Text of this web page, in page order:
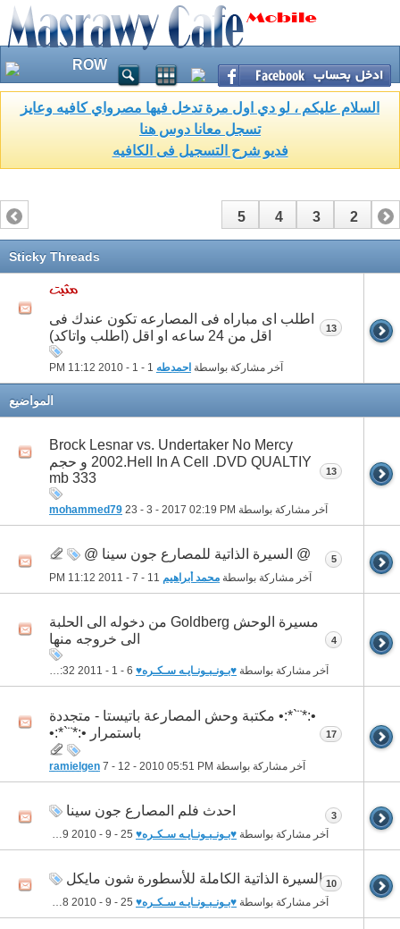
ROW
السلام عليكم ، لو دي اول مرة تدخل فيها مصرواي كافيه وعايز
تسجل معانا دوس هنا
فديو شرح التسجيل فى الكافيه
1
2
3
4
5
Sticky Threads
اطلب اى مباراه فى المصارعه تكون عندك فى
اقل من 24 ساعه او اقل (اطلب واتاكد)
آخر مشاركة بواسطة احمدطه 11:12 PM
13
المواضيع
Brock Lesnar vs. Undertaker No Mercy
2002.Hell In A Cell .DVD QUALTIY و حجم
333 mb
آخر مشاركة بواسطة mohammed79 23 - 3 - 2017 02:19 PM
13
@ السيرة الذاتية للمصارع جون سينا @
آخر مشاركة بواسطة محمد أبراهيم 11:12 PM
5
مسيرة الوحش Goldberg من دخوله الى الحلبة
الى خروجه منها
آخر مشاركة بواسطة ♥بـونـبـونـايـه سـكـره♥ 10:32 PM
4
•:*¨`*:• مكتبة وحش المصارعة باتيستا - متجددة
باستمرار •:*¨`*:•
آخر مشاركة بواسطة ramielgen 7 - 12 - 2010 05:51 PM
17
احدث فلم المصارع جون سينا
آخر مشاركة بواسطة ♥بـونـبـونـايـه سـكـره♥ 12:49 AM
3
السيرة الذاتية الكاملة للأسطورة شون مايكل
آخر مشاركة بواسطة ♥بـونـبـونـايـه سـكـره♥ 12:48 AM
10